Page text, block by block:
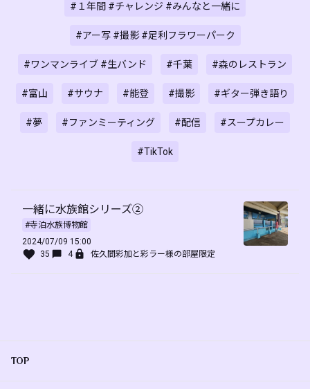
#１年間 #チャレンジ #みんなと一緒に
#アー写 #撮影 #足利フラワーパーク
#ワンマンライブ #生バンド #千葉 #森のレストラン
#富山 #サウナ #能登 #撮影 #ギター弾き語り
#夢 #ファンミーティング #配信 #スープカレー
#TikTok
一緒に水族館シリーズ②
#寺泊水族博物館
2024/07/09 15:00
35
4 佐久間彩加と彩ラー様の部屋限定
TOP